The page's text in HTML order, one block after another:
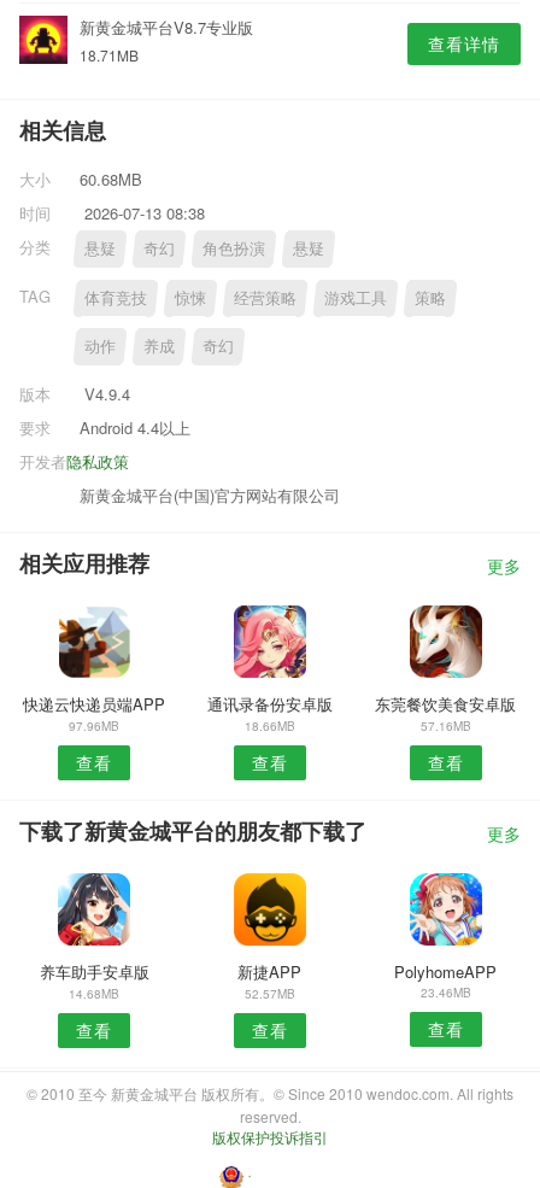
新黄金城平台V8.7专业版
18.71MB 查看详情
相关信息
大小
60.68MB
时间
2026-07-13 08:38
分类
悬疑 奇幻 角色扮演 悬疑
TAG 体育竞技 惊悚 经营策略 游戏工具 策略
动作 养成 奇幻
版本
V4.9.4
要求
Android 4.4以上
隐私政策
开发者
新黄金城平台(中国)官方网站有限公司
相关应用推荐 更多
快递云快递员端APP
97.96MB
查看
通讯录备份安卓版
18.66MB
查看
东莞餐饮美食安卓版
57.16MB
查看
下载了新黄金城平台的朋友都下载了 更多
养车助手安卓版
14.68MB
查看
新捷APP
52.57MB
查看
PolyhomeAPP
23.46MB
查看
© 2010 至今 新黄金城平台 版权所有。© Since 2010 wendoc.com. All rights
reserved.
版权保护投诉指引
・